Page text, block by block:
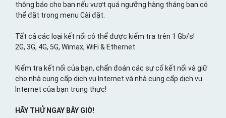
thông báo cho bạn nếu vượt quá ngưỡng hàng tháng bạn có
thể đặt trong menu Cài đặt.
Tất cả các loại kết nối có thể được kiểm tra trên 1 Gb/s!
2G, 3G, 4G, 5G, Wimax, WiFi & Ethernet
Kiểm tra kết nối của bạn, chẩn đoán các sự cố kết nối và giữ
cho nhà cung cấp dịch vụ Internet và nhà cung cấp dịch vụ
Internet của bạn trung thực!
HÃY THỬ NGAY BÂY GIỜ!